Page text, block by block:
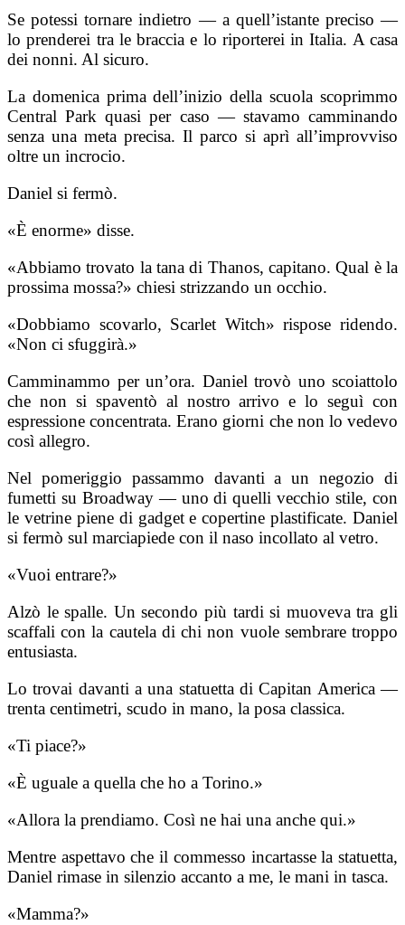
Se potessi tornare indietro — a quell’istante preciso —
lo prenderei tra le braccia e lo riporterei in Italia. A casa
dei nonni. Al sicuro.
La domenica prima dell’inizio della scuola scoprimmo
Central Park quasi per caso — stavamo camminando
senza una meta precisa. Il parco si aprì all’improvviso
oltre un incrocio.
Daniel si fermò.
«È enorme» disse.
«Abbiamo trovato la tana di Thanos, capitano. Qual è la
prossima mossa?» chiesi strizzando un occhio.
«Dobbiamo scovarlo, Scarlet Witch» rispose ridendo.
«Non ci sfuggirà.»
Camminammo per un’ora. Daniel trovò uno scoiattolo
che non si spaventò al nostro arrivo e lo seguì con
espressione concentrata. Erano giorni che non lo vedevo
così allegro.
Nel pomeriggio passammo davanti a un negozio di
fumetti su Broadway — uno di quelli vecchio stile, con
le vetrine piene di gadget e copertine plastificate. Daniel
si fermò sul marciapiede con il naso incollato al vetro.
«Vuoi entrare?»
Alzò le spalle. Un secondo più tardi si muoveva tra gli
scaffali con la cautela di chi non vuole sembrare troppo
entusiasta.
Lo trovai davanti a una statuetta di Capitan America —
trenta centimetri, scudo in mano, la posa classica.
«Ti piace?»
«È uguale a quella che ho a Torino.»
«Allora la prendiamo. Così ne hai una anche qui.»
Mentre aspettavo che il commesso incartasse la statuetta,
Daniel rimase in silenzio accanto a me, le mani in tasca.
«Mamma?»